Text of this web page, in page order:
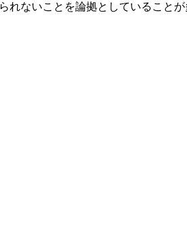
ないことを論拠としていることが